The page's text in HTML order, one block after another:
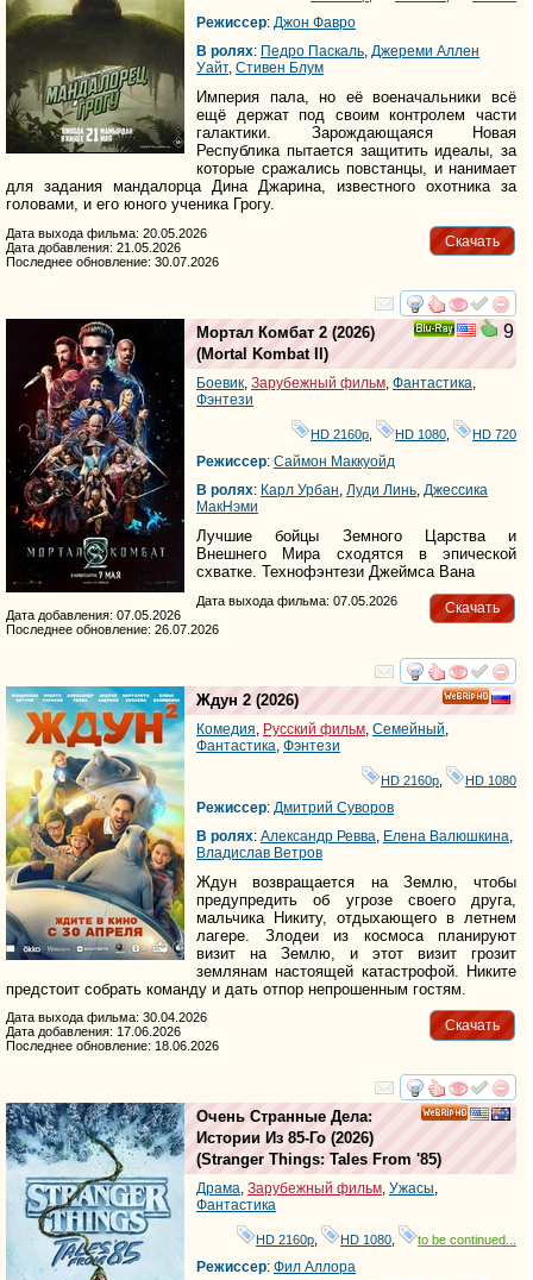
Режиссер: Джон Фавро
В ролях: Педро Паскаль, Джереми Аллен
Уайт, Стивен Блум
Империя пала, но её военачальники всё
ещё держат под своим контролем части
галактики. Зарождающаяся Новая
Республика пытается защитить идеалы, за
которые сражались повстанцы, и нанимает
для задания мандалорца Дина Джарина, известного охотника за
головами, и его юного ученика Грогу.
Скачать
Дата выхода фильма: 20.05.2026
Дата добавления: 21.05.2026
Последнее обновление: 30.07.2026
смотреть
9
Мортал Комбат 2 (2026)
(Mortal Kombat II )
Боевик, Зарубежный фильм, Фантастика,
Фэнтези
HD 2160р HD 1080 HD 720
Режиссер: Саймон Маккуойд
В ролях: Карл Урбан, Луди Линь, Джессика
МакНэми
Лучшие бойцы Земного Царства и
Внешнего Мира сходятся в эпической
схватке. Технофэнтези Джеймса Вана
Скачать
Дата выхода фильма: 07.05.2026
Дата добавления: 07.05.2026
Последнее обновление: 26.07.2026
смотреть
HD
Ждун 2 (2026)
Комедия Русский фильм Семейный
Фантастика Фэнтези
HD 2160р HD 1080
Режиссер: Дмитрий Суворов
В ролях: Александр Ревва Елена Валюшкина
Владислав Ветров
Ждун возвращается на Землю, чтобы
предупредить об угрозе своего друга,
мальчика Никиту, отдыхающего в летнем
лагере. Злодеи из космоса планируют
визит на Землю, и этот визит грозит
землянам настоящей катастрофой. Никите
предстоит собрать команду и дать отпор непрошенным гостям.
Скачать
Дата выхода фильма: 30.04.2026
Дата добавления: 17.06.2026
Последнее обновление: 18.06.2026
смотреть
Очень Странные Дела:
Истории Из 85-Го (2026)
(Stranger Things: Tales From '85)
Драма, Зарубежный фильм, Ужасы,
Фантастика
HD 2160р HD 1080 to be continued...
Режиссер: Фил Аллора